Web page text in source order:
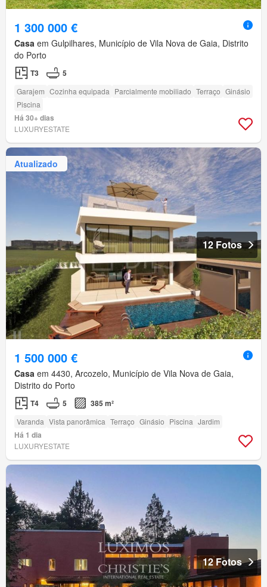
1 300 000 €
Casa em Gulpilhares, Município de Vila Nova de Gaia, Distrito
do Porto
T3 5
Garajem Cozinha equipada Parcialmente mobiliado Terraço Ginásio
Piscina
Há 30+ dias
LUXURYESTATE
Atualizado
12 Fotos
1 500 000 €
Casa em 4430, Arcozelo, Município de Vila Nova de Gaia,
Distrito do Porto
T4 5 385 m²
Varanda Vista panorâmica Terraço Ginásio Piscina Jardim
Há 1 dia
LUXURYESTATE
12 Fotos